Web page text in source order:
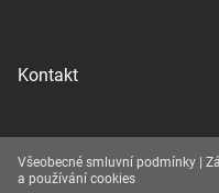
Kontakt
Všeobecné smluvní podmínky
a používání cookies